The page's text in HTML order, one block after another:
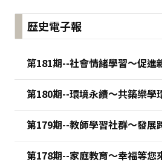
歷史電子報
第181期--社會情緒學習～促進
第180期--環境永續～共築樂學
第179期--教師學習社群～發展
第178期--家庭教育～幸福等您